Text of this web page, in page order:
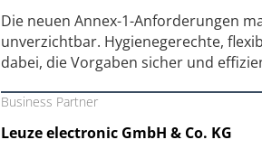
Die neuen Annex-1-Anforderungen
unverzichtbar. Hygienegerechte,
dabei, die Vorgaben sicher und
Business Partner
Leuze electronic GmbH & Co. KG